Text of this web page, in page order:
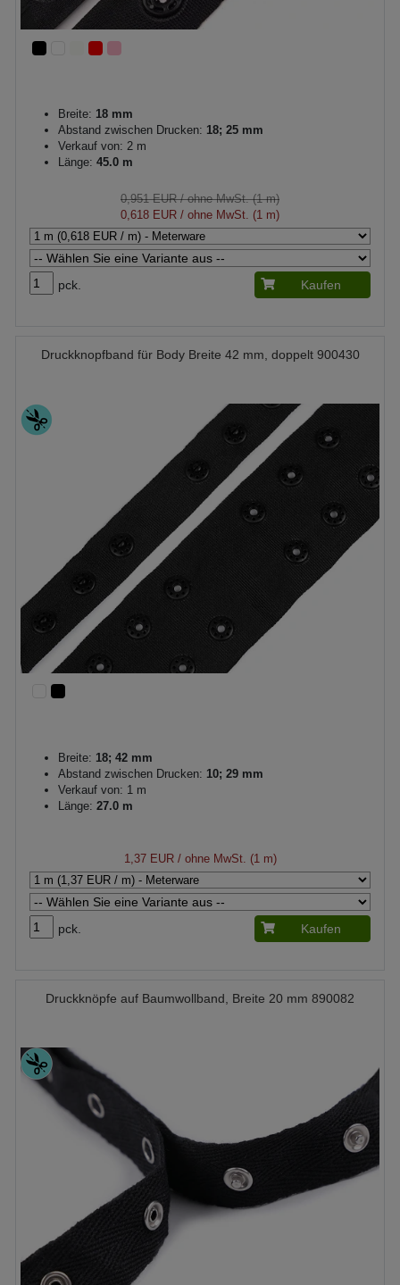
Breite: 18 mm
Abstand zwischen Drucken: 18; 25 mm
Verkauf von: 2 m
Länge: 45.0 m
0,951 EUR/ ohne MwSt. (1 m)
0,618 EUR / ohne MwSt. (1 m)
pck. Kaufen
Druckknopfband für Body Breite 42 mm, doppelt 900430
Breite: 18; 42 mm
Abstand zwischen Drucken: 10; 29 mm
Verkauf von: 1 m
Länge: 27.0 m
1,37 EUR/ ohne MwSt. (1 m)
pck. Kaufen
Druckknöpfe auf Baumwollband, Breite 20 mm 890082